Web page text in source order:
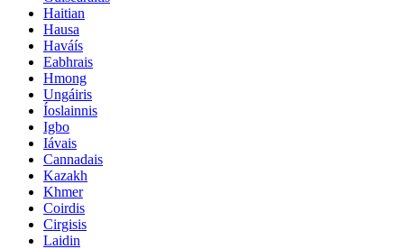
Haitian
Hausa
Haváís
Eabhrais
Hmong
Ungáiris
Íoslainnis
Igbo
Iávais
Cannadais
Kazakh
Khmer
Coirdis
Cirgisis
Laidin